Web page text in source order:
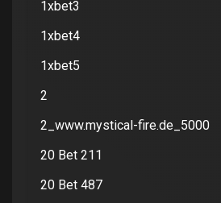
1xbet3
1xbet4
1xbet5
2
2_www.mystical-fire.de_5000
20 Bet 211
20 Bet 487